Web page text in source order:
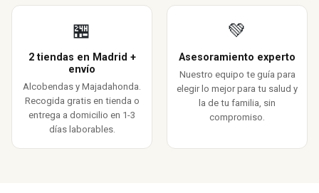
🏪
2 tiendas en Madrid +
envío
Alcobendas y Majadahonda.
Recogida gratis en tienda o
entrega a domicilio en 1-3
días laborables.
💚
Asesoramiento experto
Nuestro equipo te guía para
elegir lo mejor para tu salud y
la de tu familia, sin
compromiso.